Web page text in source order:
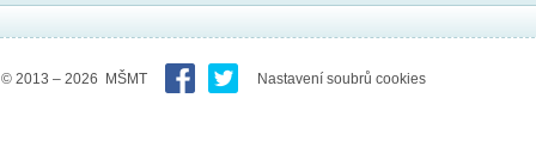
© 2013 – 2026 MŠMT Nastavení soubrů cookies